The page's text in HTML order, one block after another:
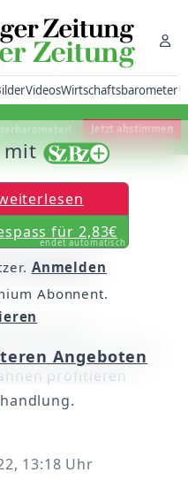
VideosWirtschaftsbarometer
Jetzt abstimmen
und
Zahnreinigung.
profitieren
13:18 Uhr
mit
für 2,83€
endet automatisch
Anmelden
Abonnent.
Angeboten